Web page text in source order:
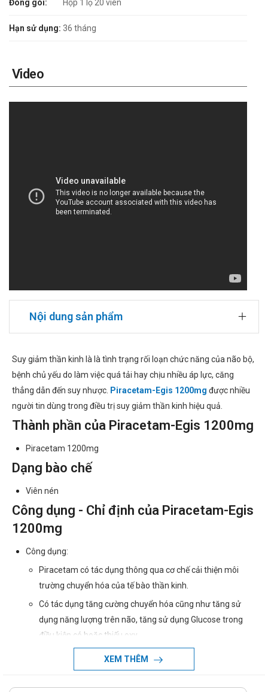
Đóng gói: Hộp 1 lọ 20 viên
Hạn sử dụng: 36 tháng
Video
Nội dung sản phẩm
Suy giảm thần kinh là là tình trạng rối loạn chức năng của não bộ,
bệnh chủ yếu do làm việc quá tải hay chịu nhiều áp lực, căng
thẳng dẫn đến suy nhược. Piracetam-Egis 1200mg được nhiều
người tin dùng trong điều trị suy giảm thần kinh hiệu quả.
Thành phần của Piracetam-Egis 1200mg
Piracetam 1200mg
Dạng bào chế
Viên nén
Công dụng - Chỉ định của Piracetam-Egis
1200mg
Công dụng:
Piracetam có tác dụng thông qua cơ chế cải thiện môi
trường chuyển hóa của tế bào thần kinh.
Có tác dụng tăng cường chuyển hóa cũng như tăng sử
dụng năng lượng trên não, tăng sử dụng Glucose trong
điều kiện có hoặc thiếu oxy.
Có ảnh hưởng đến tạo máu, đặc biệt là tăng tạo hồng cầu
hình liềm cho bệnh nhân thiếu máu não cục bộ. Hồng cầu
được phục hồi, giảm cứng hồng hậu, giúp len lỏi qua các
XEM THÊM